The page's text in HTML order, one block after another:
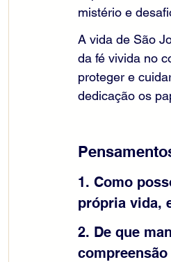
mistério e
A vida de São
da fé vivida no
proteger e
dedicação os
1. Como
própria vida,
2. De que